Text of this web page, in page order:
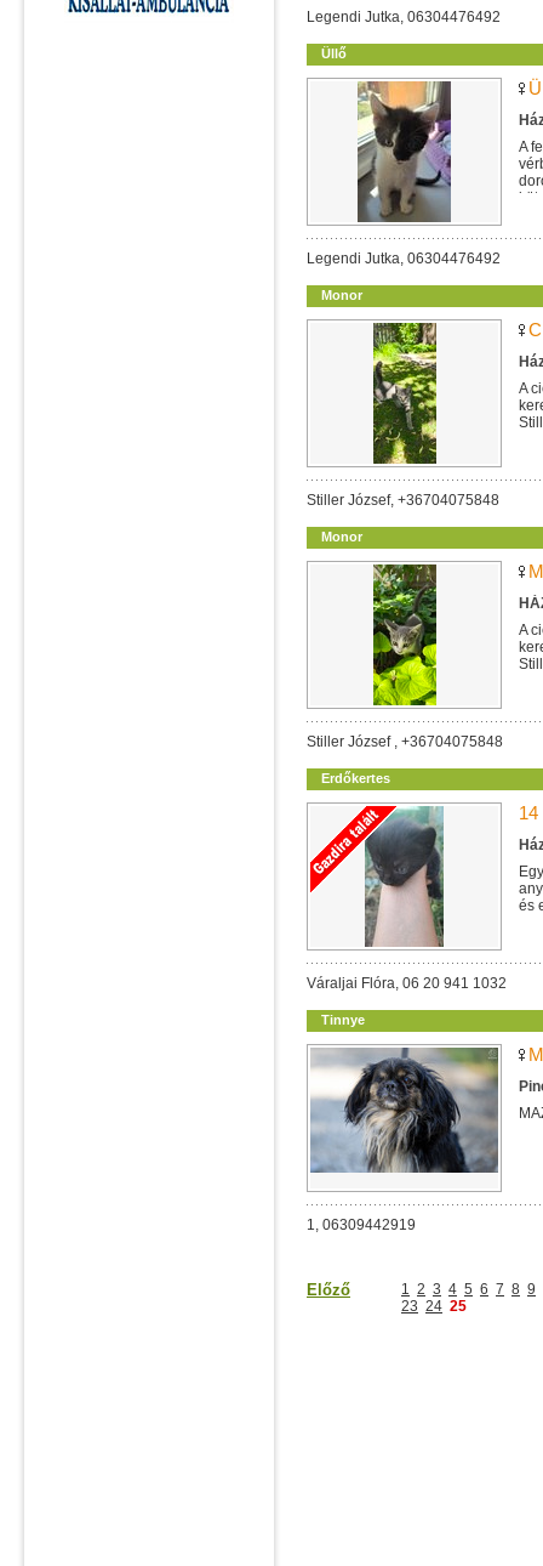
Legendi Jutka, 06304476492
Üllő
A
Legendi Jutka, 06304476492
Monor
A
Stiller József, +36704075848
Monor
A
Stiller József , +36704075848
Erdőkertes
és
Váraljai Flóra, 06 20 941 1032
Tinnye
1, 06309442919
Előző 1 2 3 4 5 6 7 8 9
23 24 25